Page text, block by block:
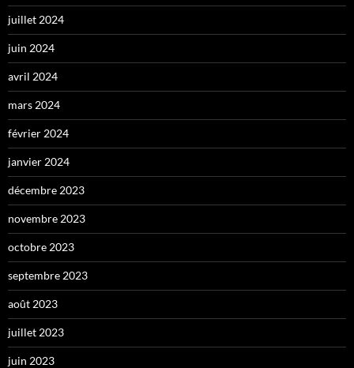
juillet 2024
juin 2024
avril 2024
mars 2024
février 2024
janvier 2024
décembre 2023
novembre 2023
octobre 2023
septembre 2023
août 2023
juillet 2023
juin 2023